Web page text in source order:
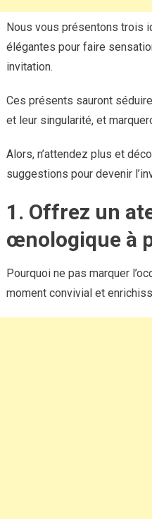
Nous vous présentons trois
élégantes pour faire
invitation.
Ces présents sauront
et leur singularité, et
Alors, n’attendez plus et
suggestions pour devenir
1. Offrez un
œnologique à
Pourquoi ne pas marquer
moment convivial et